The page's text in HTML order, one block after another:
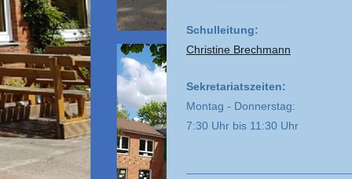
Schulleitung:
Christine Brechmann
Sekretariatszeiten:
Montag - Donnerstag:
7:30 Uhr bis 11:30 Uhr